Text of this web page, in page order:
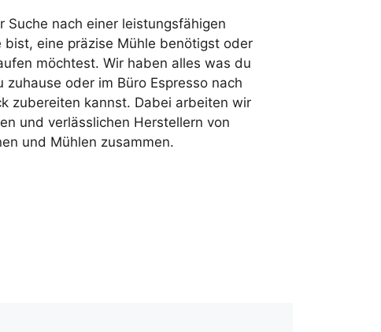
Suche nach einer leistungsfähigen
bist, eine präzise Mühle benötigst oder
möchtest. Wir haben alles was du
oder im Büro Espresso nach
zubereiten kannst. Dabei arbeiten wir
und verlässlichen Herstellern von
und Mühlen zusammen.